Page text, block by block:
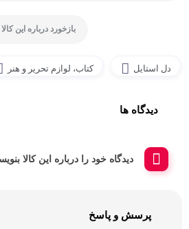
بازخورد درباره این کالا
دل استایل کتاب، لوازم تحریر و هنر
دیدگاه ها
دیدگاه خود را درباره این کالا
پرسش و پاسخ